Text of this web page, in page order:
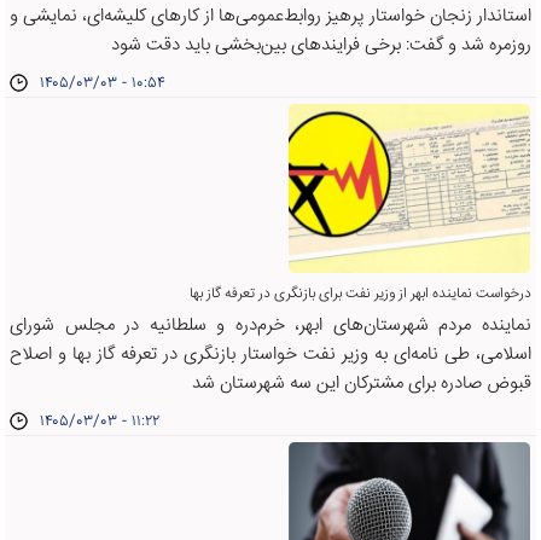
استاندار زنجان خواستار پرهیز روابط‌عمومی‌ها از کارهای کلیشه‌ای، نمایشی و
روزمره شد و گفت: برخی فرایندهای بین‌بخشی باید دقت شود
۱۴۰۵/۰۳/۰۳ - ۱۰:۵۴
درخواست نماینده ابهر از وزیر نفت برای بازنگری در تعرفه گاز بها
نماینده مردم شهرستان‌های ابهر، خرم‌دره و سلطانیه در مجلس شورای
اسلامی، طی نامه‌ای به وزیر نفت خواستار بازنگری در تعرفه گاز بها و اصلاح
قبوض صادره برای مشترکان این سه شهرستان شد
۱۴۰۵/۰۳/۰۳ - ۱۱:۲۲